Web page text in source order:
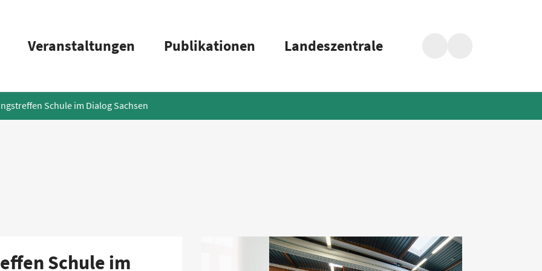
Veranstaltungen Publikationen Landeszentrale
Schule im Dialog Sachsen
Schule im